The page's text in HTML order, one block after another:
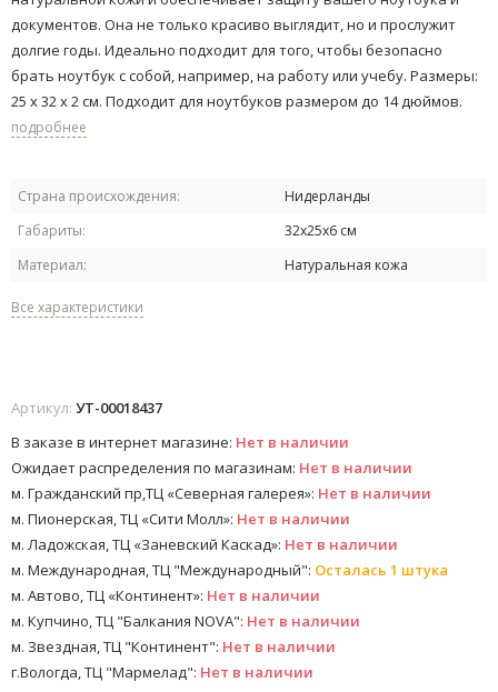
документов. Она не только красиво выглядит, но и прослужит
долгие годы. Идеально подходит для того, чтобы безопасно
брать ноутбук с собой, например, на работу или учебу. Размеры:
25 x 32 x 2 см. Подходит для ноутбуков размером до 14 дюймов.
подробнее
Страна происхождения:
Нидерланды
Габариты:
32х25х6 см
Материал:
Натуральная кожа
Все характеристики
Артикул: УТ-00018437
В заказе в интернет магазине: Нет в наличии
Ожидает распределения по магазинам: Нет в наличии
м. Гражданский пр,ТЦ «Северная галерея»: Нет в наличии
м. Пионерская, ТЦ «Сити Молл»: Нет в наличии
м. Ладожская, ТЦ «Заневский Каскад»: Нет в наличии
м. Международная, ТЦ "Международный": Осталась 1 штука
м. Автово, ТЦ «Континент»: Нет в наличии
м. Купчино, ТЦ "Балкания NOVA": Нет в наличии
м. Звездная, ТЦ "Континент": Нет в наличии
г.Вологда, ТЦ "Мармелад": Нет в наличии